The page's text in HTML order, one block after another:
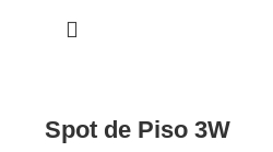
Spot de Piso 3W